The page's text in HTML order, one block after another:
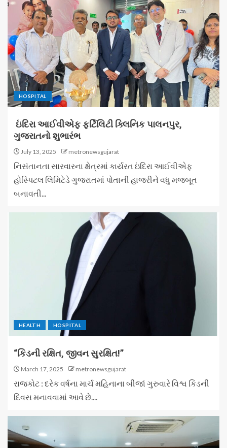
HOSPITAL
ઇંદિરા આઈવીએફ ફર્ટિલિટી ક્લિનિક પાલનપુર,
ગુજરાતનો શુભારંભ
July 13, 2025 metronewsgujarat
નિસંતાનતા સારવારના ક્ષેત્રમાં કાર્યરત ઇંદિરા આઈવીએફ
હોસ્પિટલ લિમિટેડે ગુજરાતમાં પોતાની હાજરીને વધુ મજબૂત
બનાવતી...
HEALTH HOSPITAL
“કિડની રક્ષિત, જીવન સુરક્ષિત!”
March 17, 2025 metronewsgujarat
રાજકોટ : દરેક વર્ષના માર્ચ મહિનાના બીજાં ગુરુવારે વિશ્વ કિડની
દિવસ મનાવવામાં આવે છે....